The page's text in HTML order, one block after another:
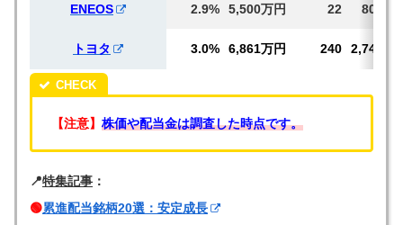
ENEOS 2.9% 5,500万円 22 802
トヨタ 3.0% 6,861万円 240 2,745
【注意】 株価や配当金は調査した時点です。
📍特集記事 ：
🟢累進配当銘柄20選：安定成長